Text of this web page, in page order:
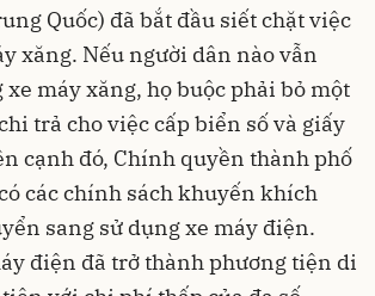
Quốc) đã bắt đầu siết chặt việc
xăng. Nếu người dân nào vẫn
máy xăng, họ buộc phải bỏ một
trả cho việc cấp biển số và giấy
cạnh đó, Chính quyền thành phố
các chính sách khuyến khích
sang sử dụng xe máy điện.
điện đã trở thành phương tiện di